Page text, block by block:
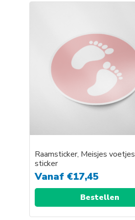
meerdere
variaties.
Deze
optie
gekozen
worden
de
Raamsticker, Meisjes voetjes
sticker
Vanaf€17,45
Bestellen